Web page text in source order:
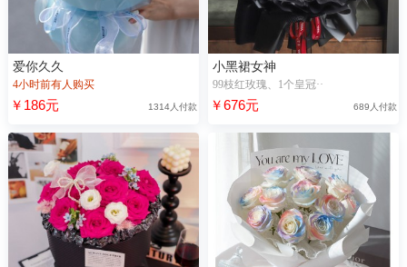
爱你久久
4小时前有人购买
￥186元 1314人付款
小黑裙女神
99枝红玫瑰、1个皇冠··
￥676元 689人付款